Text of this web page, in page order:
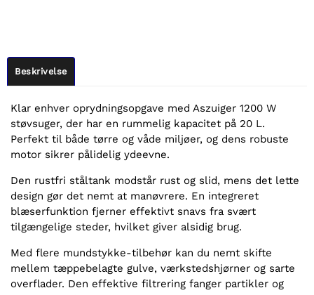
Beskrivelse
Klar enhver oprydningsopgave med Aszuiger 1200 W
støvsuger, der har en rummelig kapacitet på 20 L.
Perfekt til både tørre og våde miljøer, og dens robuste
motor sikrer pålidelig ydeevne.
Den rustfri ståltank modstår rust og slid, mens det lette
design gør det nemt at manøvrere. En integreret
blæserfunktion fjerner effektivt snavs fra svært
tilgængelige steder, hvilket giver alsidig brug.
Med flere mundstykke-tilbehør kan du nemt skifte
mellem tæppebelagte gulve, værkstedshjørner og sarte
overflader. Den effektive filtrering fanger partikler og